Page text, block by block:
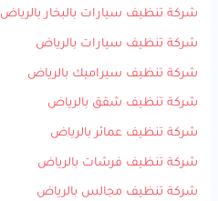
شركة تنظيف سيارات بالبخار بالرياض
شركة تنظيف سيارات بالرياض
شركة تنظيف سيراميك بالرياض
شركة تنظيف شقق بالرياض
شركة تنظيف عمائر بالرياض
شركة تنظيف فرشات بالرياض
شركة تنظيف مجالس بالرياض